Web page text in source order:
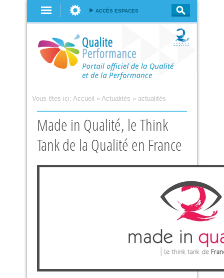
ACCÈS ESPACES
Vous êtes ici: Accueil » Actualités » actualités
Made in Qualité, le Think
Tank de la Qualité en France